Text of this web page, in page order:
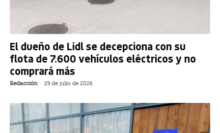
El dueño de Lidl se decepciona con su
flota de 7.600 vehículos eléctricos y no
comprará más
Redacción - 29 de julio de 2026